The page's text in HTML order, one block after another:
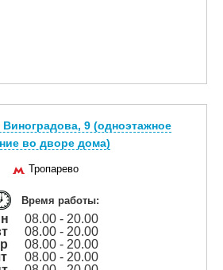
9 (одноэтажное
во дворе дома)
Тропарево
Время работы:
08.00 - 20.00
08.00 - 20.00
08.00 - 20.00
08.00 - 20.00